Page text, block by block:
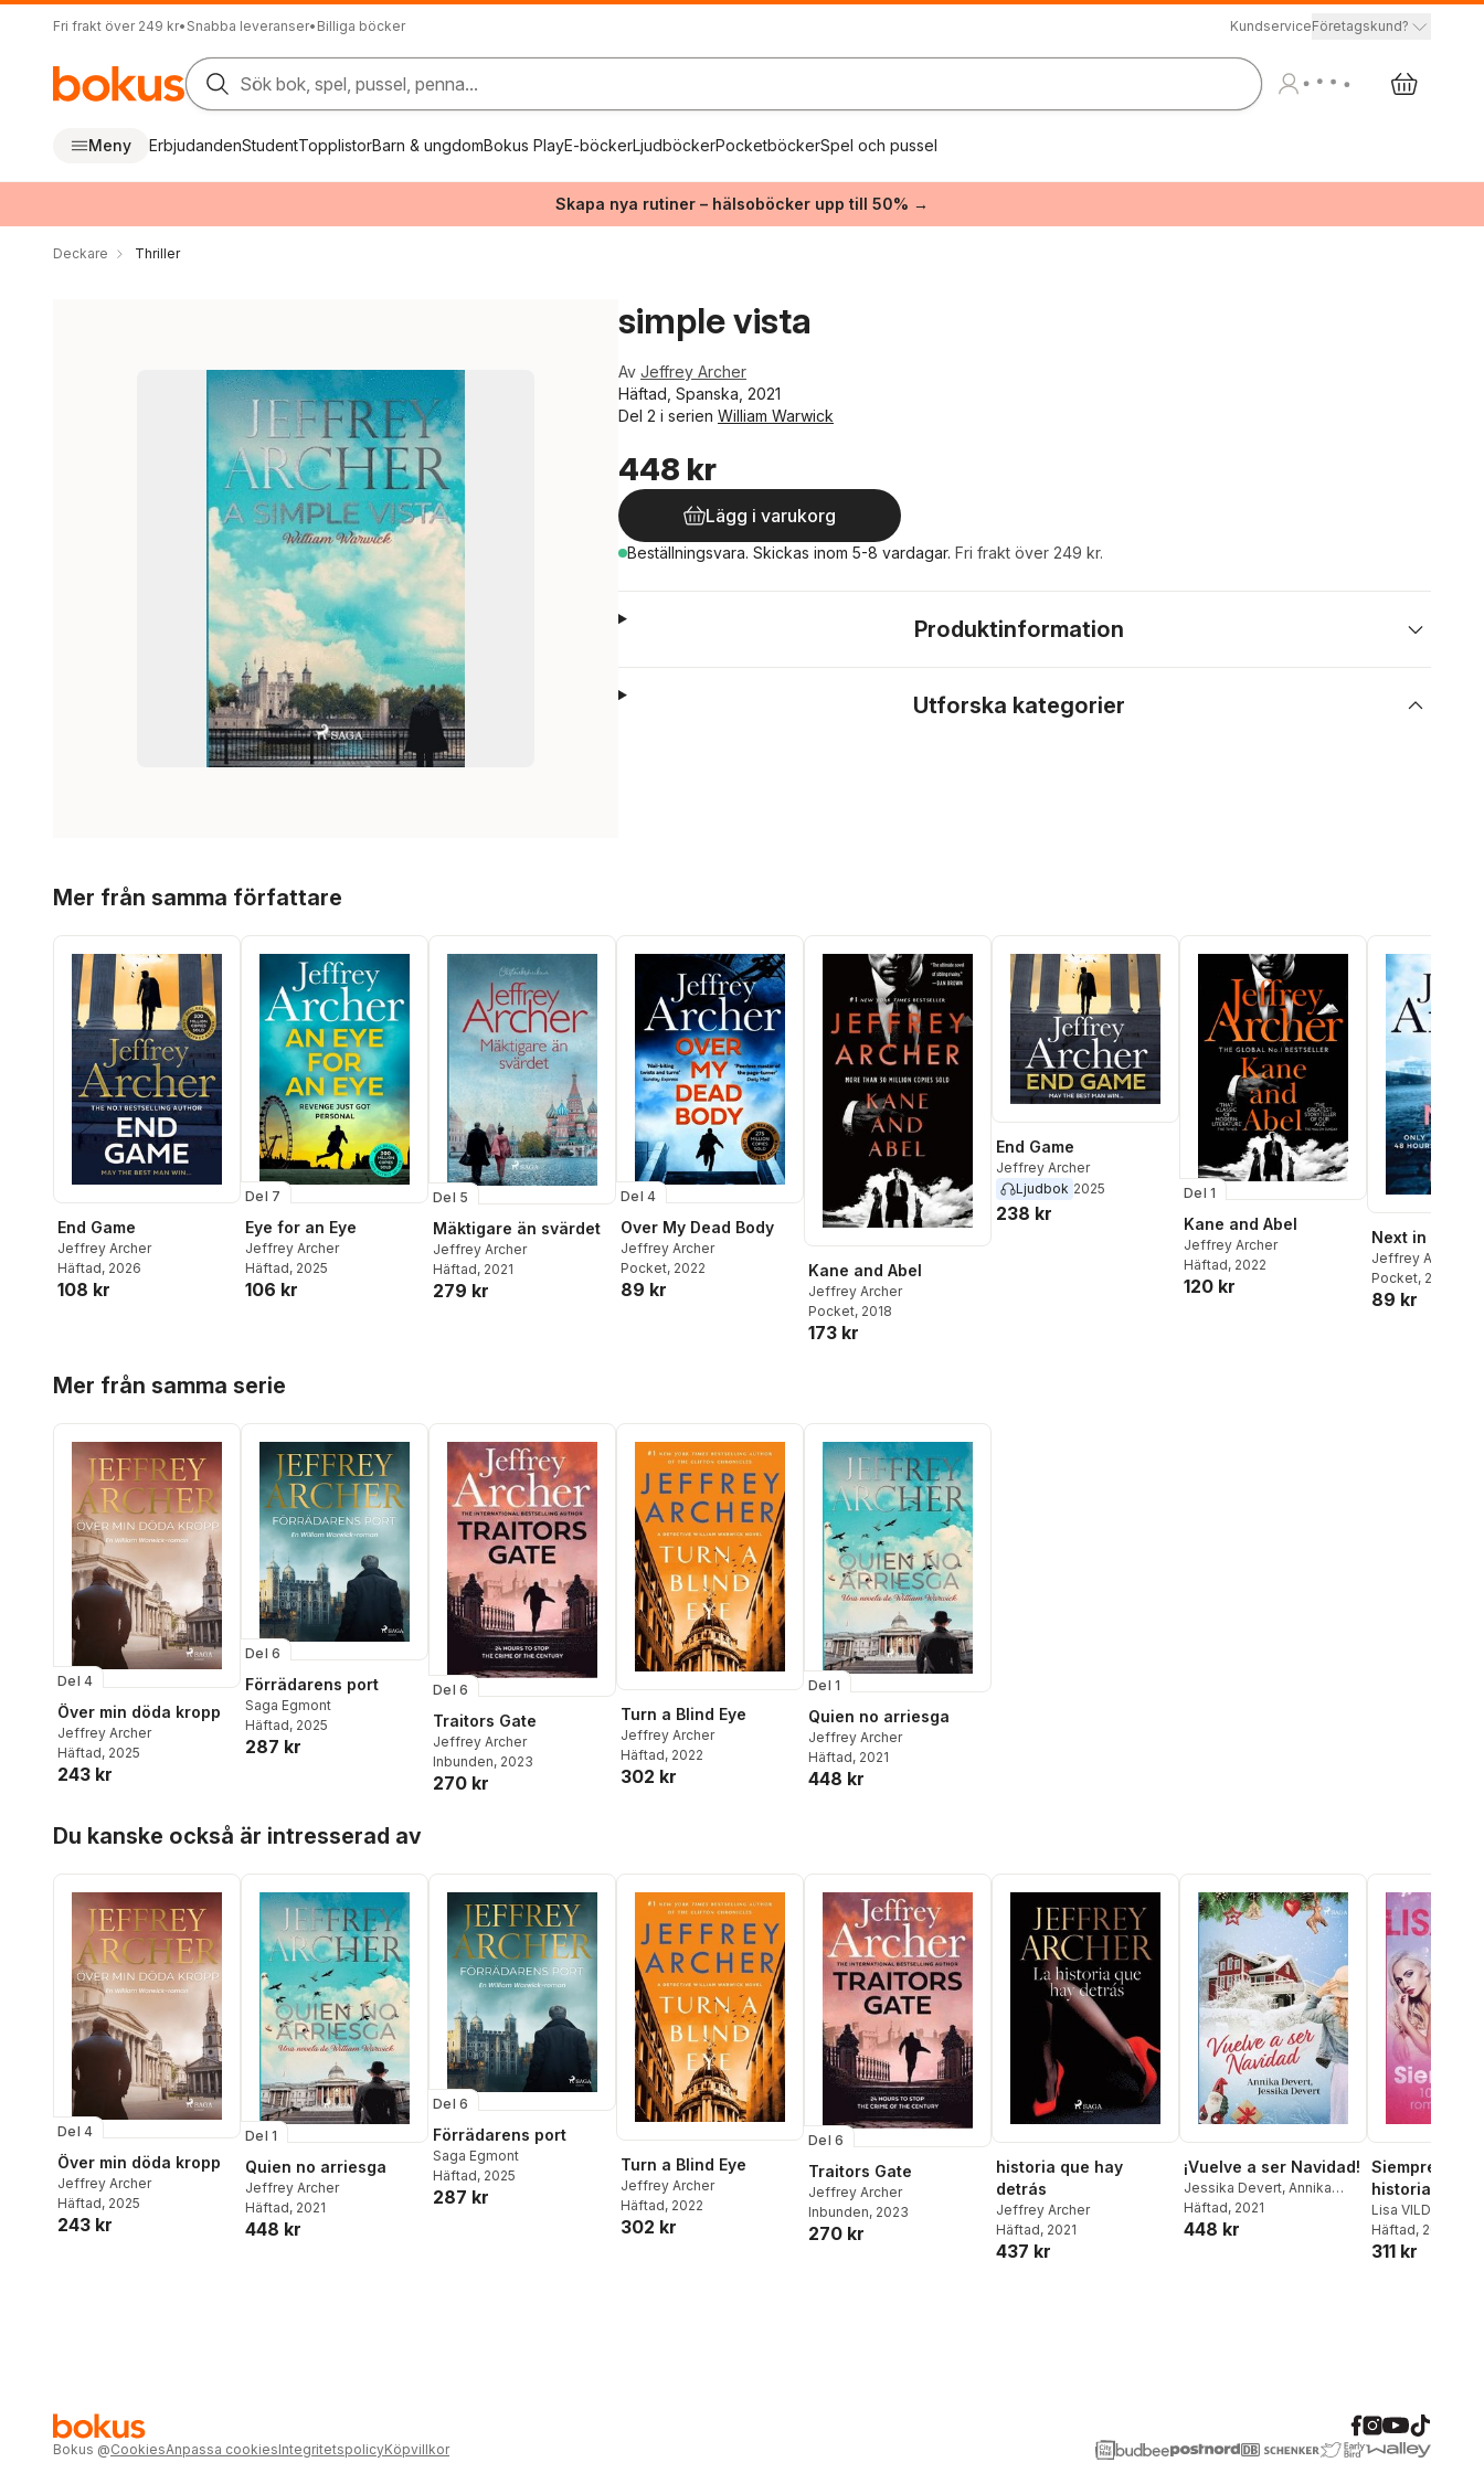
Fri frakt över 249 kr• Snabba leveranser• Billiga böcker KundserviceFöretagskund?
Sök bok, spel, pussel, penna...
Meny ErbjudandenStudentTopplistorBarn & ungdomBokus PlayE-böckerLjudböckerPocketböckerSpel och pussel
Skapa nya rutiner – hälsoböcker upp till 50% →
Deckare Thriller
simple vista
Av Jeffrey Archer
Häftad, Spanska, 2021
Del 2 i serien William Warwick
448 kr
Lägg i varukorg
Beställningsvara. Skickas inom 5-8 vardagar. Fri frakt över 249 kr.
Produktinformation
Utforska kategorier
Mer från samma författare
End Game
Jeffrey Archer
Häftad, 2026
108 kr
Del 7
Eye for an Eye
Jeffrey Archer
Häftad, 2025
106 kr
Del 5
Mäktigare än svärdet
Jeffrey Archer
Häftad, 2021
279 kr
Del 4
Over My Dead Body
Jeffrey Archer
Pocket, 2022
89 kr
Kane and Abel
Jeffrey Archer
Pocket, 2018
173 kr
End Game
Jeffrey Archer
Ljudbok 2025
238 kr
Del 1
Kane and Abel
Jeffrey Archer
Häftad, 2022
120 kr
Next in Line
Jeffrey Archer
Pocket, 2023
89 kr
Mer från samma serie
Del 4
Över min döda kropp
Jeffrey Archer
Häftad, 2025
243 kr
Del 6
Förrädarens port
Saga Egmont
Häftad, 2025
287 kr
Del 6
Traitors Gate
Jeffrey Archer
Inbunden, 2023
270 kr
Turn a Blind Eye
Jeffrey Archer
Häftad, 2022
302 kr
Del 1
Quien no arriesga
Jeffrey Archer
Häftad, 2021
448 kr
Du kanske också är intresserad av
Del 4
Över min döda kropp
Jeffrey Archer
Häftad, 2025
243 kr
Del 1
Quien no arriesga
Jeffrey Archer
Häftad, 2021
448 kr
Del 6
Förrädarens port
Saga Egmont
Häftad, 2025
287 kr
Turn a Blind Eye
Jeffrey Archer
Häftad, 2022
302 kr
Del 6
Traitors Gate
Jeffrey Archer
Inbunden, 2023
270 kr
historia que hay
detrás
Jeffrey Archer
Häftad, 2021
437 kr
¡Vuelve a ser Navidad!
Jessika Devert, Annika
Devert
Häftad, 2021
448 kr
Siempre fiel -
historias de
erótico
Lisa VILD
Häftad, 2022
311 kr
Bokus @CookiesAnpassa cookiesIntegritetspolicyKöpvillkor